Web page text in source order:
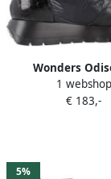
Wonders
Schoenen Zwart
1 webshop
€ 183,-
5%